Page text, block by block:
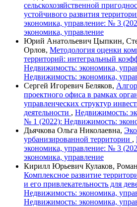
сельскохозяйственной
устойчивого развития
экономика, управление: № 3
экономика, управление
Юрий Анатольевич Цыпкин,
Орлов, Методология оценки
территорий: интегральный
Недвижимость: экономика,
Недвижимость: экономика,
Сергей Игоревич Беляков,
проектного офиса в рамках
управленческих структур
деятельности , Недвижимость:
№ 1 (2022): Недвижимость:
Дьячкова Ольга Николаевна,
урбанизированной территории ,
экономика, управление: № 3
экономика, управление
Кирилл Юрьевич Кулаков,
Комплексное развитие
и его привлекательность для
Недвижимость: экономика,
Недвижимость: экономика,